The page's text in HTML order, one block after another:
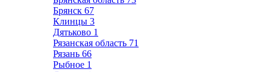
Брянск 67
Клинцы 3
Дятьково 1
Рязанская область 71
Рязань 66
Рыбное 1